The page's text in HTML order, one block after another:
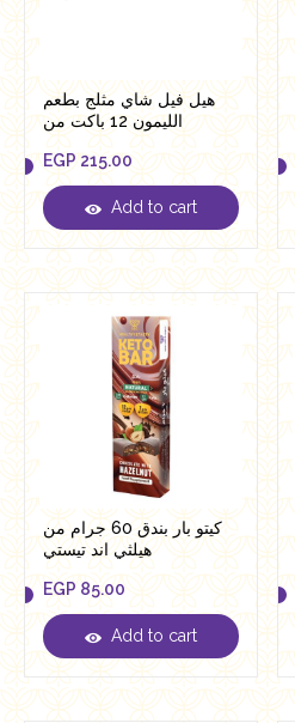
هيل فيل شاي مثلج بطعم
الليمون 12 باكت من
التوناهيلث
EGP 215.00
EGP 215.00
Add to cart
كيتو بار بندق 60 جرام من
هيلثي اند تيستي
EGP 85.00
EGP 85.00
Add to cart